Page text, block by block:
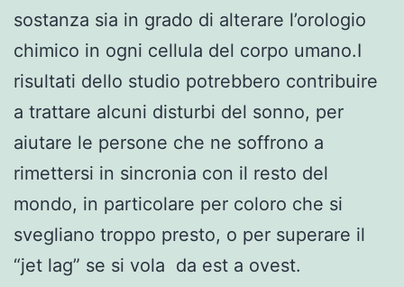
sostanza sia in grado di alterare l’orologio
chimico in ogni cellula del corpo umano.I
risultati dello studio potrebbero contribuire
a trattare alcuni disturbi del sonno, per
aiutare le persone che ne soffrono a
rimettersi in sincronia con il resto del
mondo, in particolare per coloro che si
svegliano troppo presto, o per superare il
“jet lag” se si vola da est a ovest.